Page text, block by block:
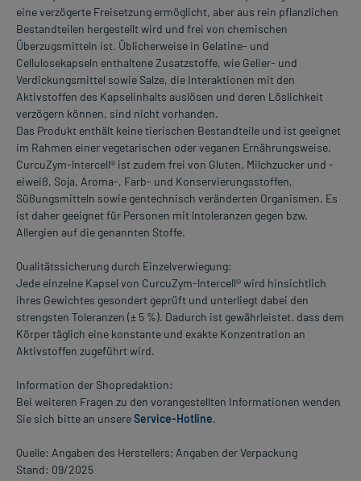
eine verzögerte Freisetzung ermöglicht, aber aus rein pflanzlichen
Bestandteilen hergestellt wird und frei von chemischen
Überzugsmitteln ist. Üblicherweise in Gelatine- und
Cellulosekapseln enthaltene Zusatzstoffe, wie Gelier- und
Verdickungsmittel sowie Salze, die Interaktionen mit den
Aktivstoffen des Kapselinhalts auslösen und deren Löslichkeit
verzögern können, sind nicht vorhanden.
Das Produkt enthält keine tierischen Bestandteile und ist geeignet
im Rahmen einer vegetarischen oder veganen Ernährungsweise.
CurcuZym-lntercell® ist zudem frei von Gluten, Milchzucker und -
eiweiß, Soja, Aroma-, Farb- und Konservierungsstoffen,
Süßungsmitteln sowie gentechnisch veränderten Organismen. Es
ist daher geeignet für Personen mit lntoleranzen gegen bzw.
Allergien auf die genannten Stoffe.
Qualitätssicherung durch Einzelverwiegung:
Jede einzelne Kapsel von CurcuZym-lntercell® wird hinsichtlich
ihres Gewichtes gesondert geprüft und unterliegt dabei den
strengsten Toleranzen (± 5 %). Dadurch ist gewährleistet. dass dem
Körper täglich eine konstante und exakte Konzentration an
Aktivstoffen zugeführt wird.
Information der Shopredaktion:
Bei weiteren Fragen zu den vorangestellten Informationen wenden
Sie sich bitte an unsereService-Hotline.
Quelle: Angaben des Herstellers; Angaben der Verpackung
Stand: 09/2025